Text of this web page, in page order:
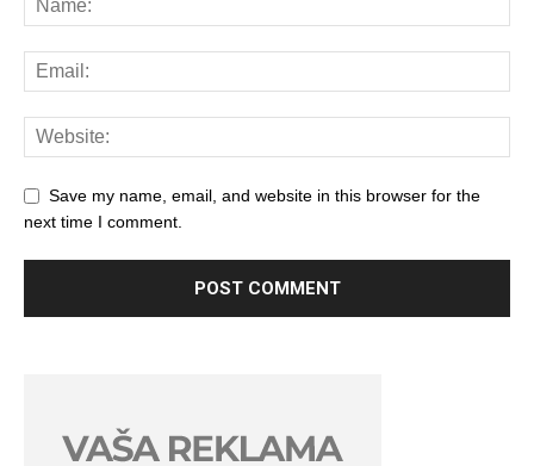
Save my name, email, and website in this browser for the
next time I comment.